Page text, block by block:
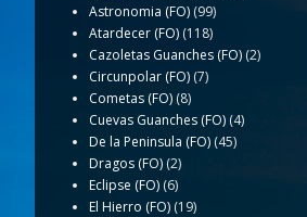
Astronomia (FO) (99)
Atardecer (FO) (118)
Cazoletas Guanches (FO) (2)
Circunpolar (FO) (7)
Cometas (FO) (8)
Cuevas Guanches (FO) (4)
De la Peninsula (FO) (45)
Dragos (FO) (2)
Eclipse (FO) (6)
El Hierro (FO) (19)